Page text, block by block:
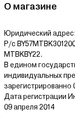
О магазине
Юридический
Р/с
MTBKBY22.
В едином
индивидуальных
зарегистрированно
Дата регистрации
09 апреля 2014